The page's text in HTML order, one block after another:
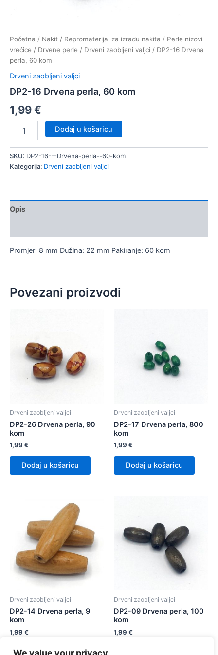
We value your privacy
Početna / Nakit / Repromaterijal za izradu nakita / Perle nizovi
vrećice / Drvene perle / Drveni zaobljeni valjci / DP2-16 Drvena
perla, 60 kom
Drveni zaobljeni valjci
DP2-16 Drvena perla, 60 kom
1,99€
perla,
60
Dodaj u košaricu
SKU: DP2-16---Drvena-perla--60-kom
Kategorija: Drveni zaobljeni valjci
Opis
Promjer: 8 mm Dužina: 22 mm Pakiranje: 60 kom
Povezani proizvodi
Drveni zaobljeni valjci
DP2-26 Drvena perla, 90
kom
1,99 €
Dodaj u košaricu
Drveni zaobljeni valjci
DP2-17 Drvena perla, 800
kom
1,99 €
Dodaj u košaricu
Drveni zaobljeni valjci
DP2-14 Drvena perla, 9
kom
1,99 €
Dodaj u košaricu
Drveni zaobljeni valjci
DP2-09 Drvena perla, 100
kom
1,99 €